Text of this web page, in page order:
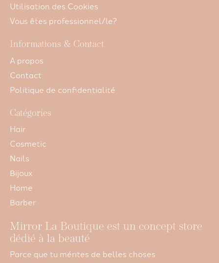
Utilisation des Cookies
Vous êtes professionnel/le?
Informations & Contact
A propos
Contact
Politique de confidentialité
Catégories
Hair
Cosmetic
Nails
Bijoux
Home
Barber
Mirror La Boutique est un concept store
dédié à la beauté
Parce que tu mérites de belles choses